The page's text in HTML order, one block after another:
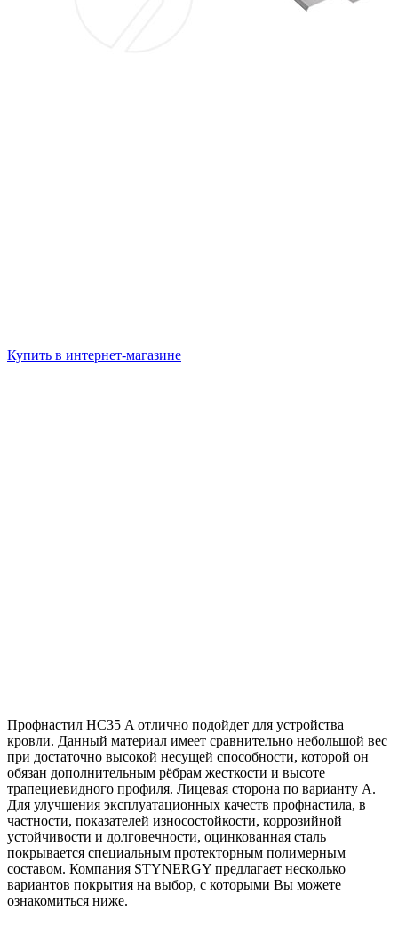
Купить в интернет-магазине
Профнастил НС35 A отлично подойдет для устройства
кровли. Данный материал имеет сравнительно небольшой вес
при достаточно высокой несущей способности, которой он
обязан дополнительным рёбрам жесткости и высоте
трапециевидного профиля. Лицевая сторона по варианту А.
Для улучшения эксплуатационных качеств профнастила, в
частности, показателей износостойкости, коррозийной
устойчивости и долговечности, оцинкованная сталь
покрывается специальным протекторным полимерным
составом. Компания STYNERGY предлагает несколько
вариантов покрытия на выбор, с которыми Вы можете
ознакомиться ниже.